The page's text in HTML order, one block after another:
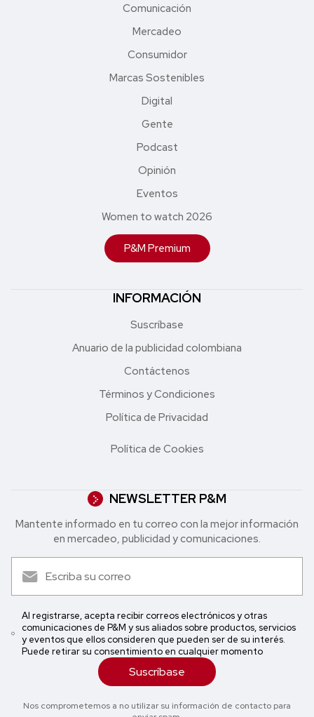
Comunicación
Mercadeo
Consumidor
Marcas Sostenibles
Digital
Gente
Podcast
Opinión
Eventos
Women to watch 2026
P&M Premium
INFORMACIÓN
Suscríbase
Anuario de la publicidad colombiana
Contáctenos
Términos y Condiciones
Política de Privacidad
Política de Cookies
NEWSLETTER P&M
Mantente informado en tu correo con la mejor in formación
en mercadeo, publicidad y comunicaciones.
Al registrarse, acepta recibir correos electrónicos y otras
comunicaciones de P&M y sus aliados sobre productos, servicios
y eventos que ellos consideren que pueden ser de su interés.
Puede retirar su consentimiento en cualquier momento
Suscríbase
Nos comprometemos a no utilizar su información de contacto para